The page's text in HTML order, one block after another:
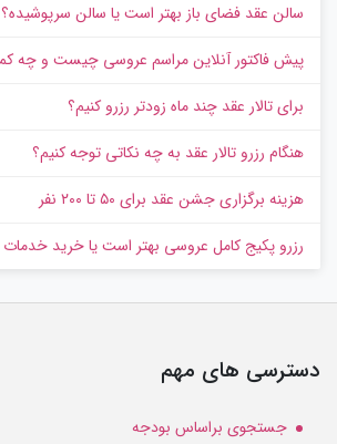
سالن عقد فضای باز بهتر است یا سالن سرپوشیده؟
پیش‌ فاکتور آنلاین مراسم عروسی چیست و چه
برای تالار عقد چند ماه زودتر رزرو کنیم؟
هنگام رزرو تالار عقد به چه نکاتی توجه کنیم؟
هزینه برگزاری جشن عقد برای ۵۰ تا ۲۰۰ نفر
رزرو پکیج کامل عروسی بهتر است یا خرید
دسترسی های مهم
جستجوی براساس بودجه